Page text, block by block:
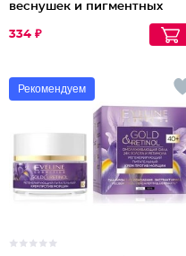
веснушек и пигментных
334 ₽
Рекомендуем